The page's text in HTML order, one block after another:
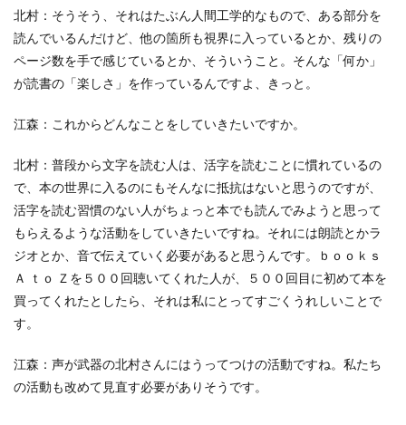
北村：そうそう、それはたぶん人間工学的なもので、ある部分を
読んでいるんだけど、他の箇所も視界に入っているとか、残りの
ページ数を手で感じているとか、そういうこと。そんな「何か」
が読書の「楽しさ」を作っているんですよ、きっと。
江森：これからどんなことをしていきたいですか。
北村：普段から文字を読む人は、活字を読むことに慣れているの
で、本の世界に入るのにもそんなに抵抗はないと思うのですが、
活字を読む習慣のない人がちょっと本でも読んでみようと思って
もらえるような活動をしていきたいですね。それには朗読とかラ
ジオとか、音で伝えていく必要があると思うんです。ｂｏｏｋｓ
Ａ ｔｏ Ｚを５００回聴いてくれた人が、５００回目に初めて本を
買ってくれたとしたら、それは私にとってすごくうれしいことで
す。
江森：声が武器の北村さんにはうってつけの活動ですね。私たち
の活動も改めて見直す必要がありそうです。
サポート詐欺 対処
さみやこし
さわやか
サンケイリビング
サンセリフ
サンフランシスコ
サンワテクニカルパートナーズ
シート出力
シェーレグリーン
シェイクアウト
しましま画
ジャズ
シロクマ シンプル
シンポジウム
ストレス
ストレス緩和
すべての人に健康と福祉を
スポーツ
スマホ教室
スミ１色
スローレーベル
スロー百貨店
セキュリTT兄弟
セキュリティインシデント
セキュリティ月間
セミナー
セルフケア
ゼロトラストモデル
ソーシャルえほん
ソーシャルサーカス
タイポグラフィ
タウンニュース
タウンニュース705号